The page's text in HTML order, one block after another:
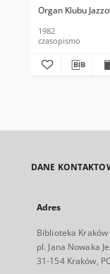
Organ Klubu
1982
czasopismo
DANE
Adres
Biblioteka Kraków
pl. Jana Nowaka
31-154 Kraków,